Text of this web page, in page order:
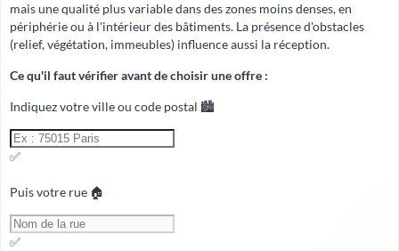
mais une qualité plus variable dans des zones moins denses, en
périphérie ou à l'intérieur des bâtiments. La présence d'obstacles
(relief, végétation, immeubles) influence aussi la réception.
Ce qu'il faut vérifier avant de choisir une offre :
Indiquez votre ville ou code postal 🏙️
✅
Puis votre rue 🏠
✅